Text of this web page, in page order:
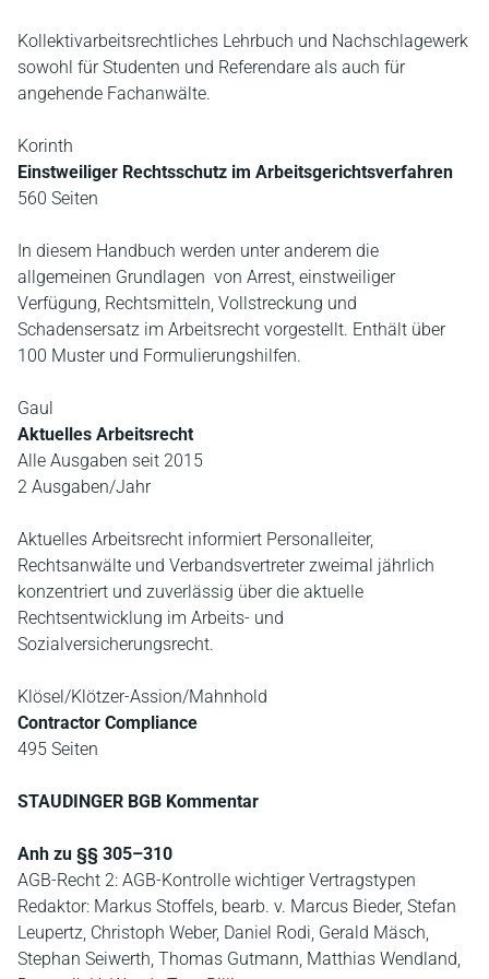
Kollektivarbeitsrechtliches Lehrbuch und Nachschlagewerk
sowohl für Studenten und Referendare als auch für
angehende Fachanwälte.
Korinth
Einstweiliger Rechtsschutz im Arbeitsgerichtsverfahren
560 Seiten
In diesem Handbuch werden unter anderem die
allgemeinen Grundlagen von Arrest, einstweiliger
Verfügung, Rechtsmitteln, Vollstreckung und
Schadensersatz im Arbeitsrecht vorgestellt. Enthält über
100 Muster und Formulierungshilfen.
Gaul
Aktuelles Arbeitsrecht
Alle Ausgaben seit 2015
2 Ausgaben/Jahr
Aktuelles Arbeitsrecht informiert Personalleiter,
Rechtsanwälte und Verbandsvertreter zweimal jährlich
konzentriert und zuverlässig über die aktuelle
Rechtsentwicklung im Arbeits- und
Sozialversicherungsrecht.
Klösel/Klötzer-Assion/Mahnhold
Contractor Compliance
495 Seiten
STAUDINGER BGB Kommentar
Anh zu §§ 305–310
AGB-Recht 2: AGB-Kontrolle wichtiger Vertragstypen
Redaktor: Markus Stoffels, bearb. v. Marcus Bieder, Stefan
Leupertz, Christoph Weber, Daniel Rodi, Gerald Mäsch,
Stephan Seiwerth, Thomas Gutmann, Matthias Wendland,